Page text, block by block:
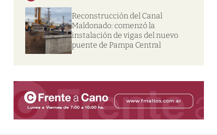
Reconstrucción del Canal
Maldonado: comenzó la
instalación de vigas del nuevo
puente de Pampa Central